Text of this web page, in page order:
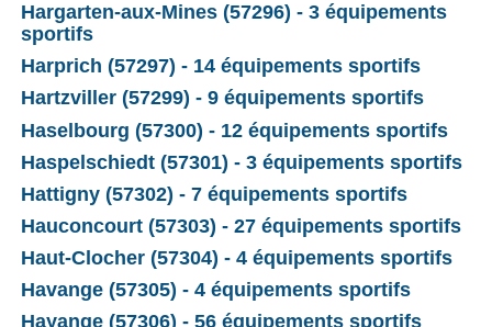
Hargarten-aux-Mines (57296) - 3 équipements
sportifs
Harprich (57297) - 14 équipements sportifs
Hartzviller (57299) - 9 équipements sportifs
Haselbourg (57300) - 12 équipements sportifs
Haspelschiedt (57301) - 3 équipements sportifs
Hattigny (57302) - 7 équipements sportifs
Hauconcourt (57303) - 27 équipements sportifs
Haut-Clocher (57304) - 4 équipements sportifs
Havange (57305) - 4 équipements sportifs
Hayange (57306) - 56 équipements sportifs